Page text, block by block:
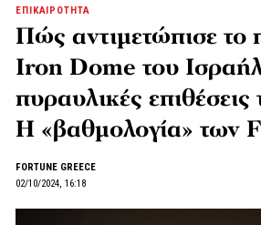
ΕΠΙΚΑΙΡΟΤΗΤΑ
Πώς αντιμετώπισε το
Iron Dome του Ισραήλ
πυραυλικές επιθέσεις
Η «βαθμολογία» των
FORTUNE GREECE
02/10/2024, 16:18